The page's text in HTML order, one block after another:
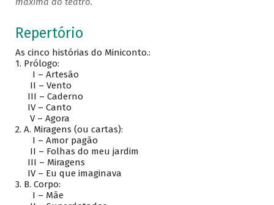
Repertório
As cinco histórias do Miniconto.:
1. Prólogo:
I – Artesão
II – Vento
III – Caderno
IV – Canto
V – Agora
2. A. Miragens (ou cartas):
I – Amor pagão
II – Folhas do meu jardim
III – Miragens
IV – Eu que imaginava
3. B. Corpo:
I – Mãe